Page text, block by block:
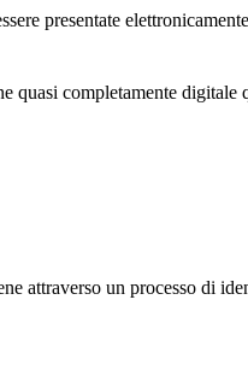
presentate
quasi completamente
attraverso un processo di